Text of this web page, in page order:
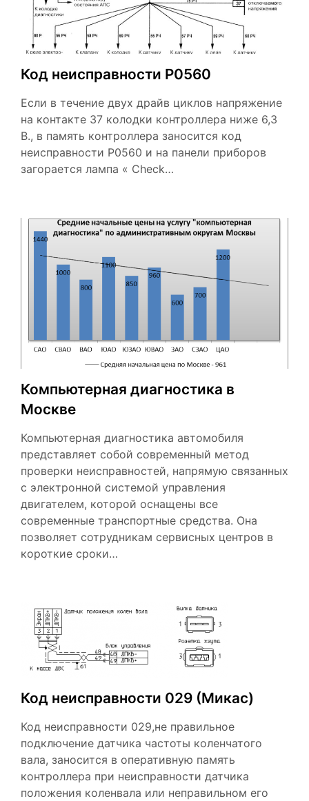
Код неисправности Р0560
Если в течение двух драйв циклов напряжение
на контакте 37 колодки контроллера ниже 6,3
В., в память контроллера заносится код
неисправности Р0560 и на панели приборов
загорается лампа « Check…
Компьютерная диагностика в
Москве
Компьютерная диагностика автомобиля
представляет собой современный метод
проверки неисправностей, напрямую связанных
с электронной системой управления
двигателем, которой оснащены все
современные транспортные средства. Она
позволяет сотрудникам сервисных центров в
короткие сроки…
Код неисправности 029 (Микас)
Код неисправности 029,не правильное
подключение датчика частоты коленчатого
вала, заносится в оперативную память
контроллера при неисправности датчика
положения коленвала или неправильном его